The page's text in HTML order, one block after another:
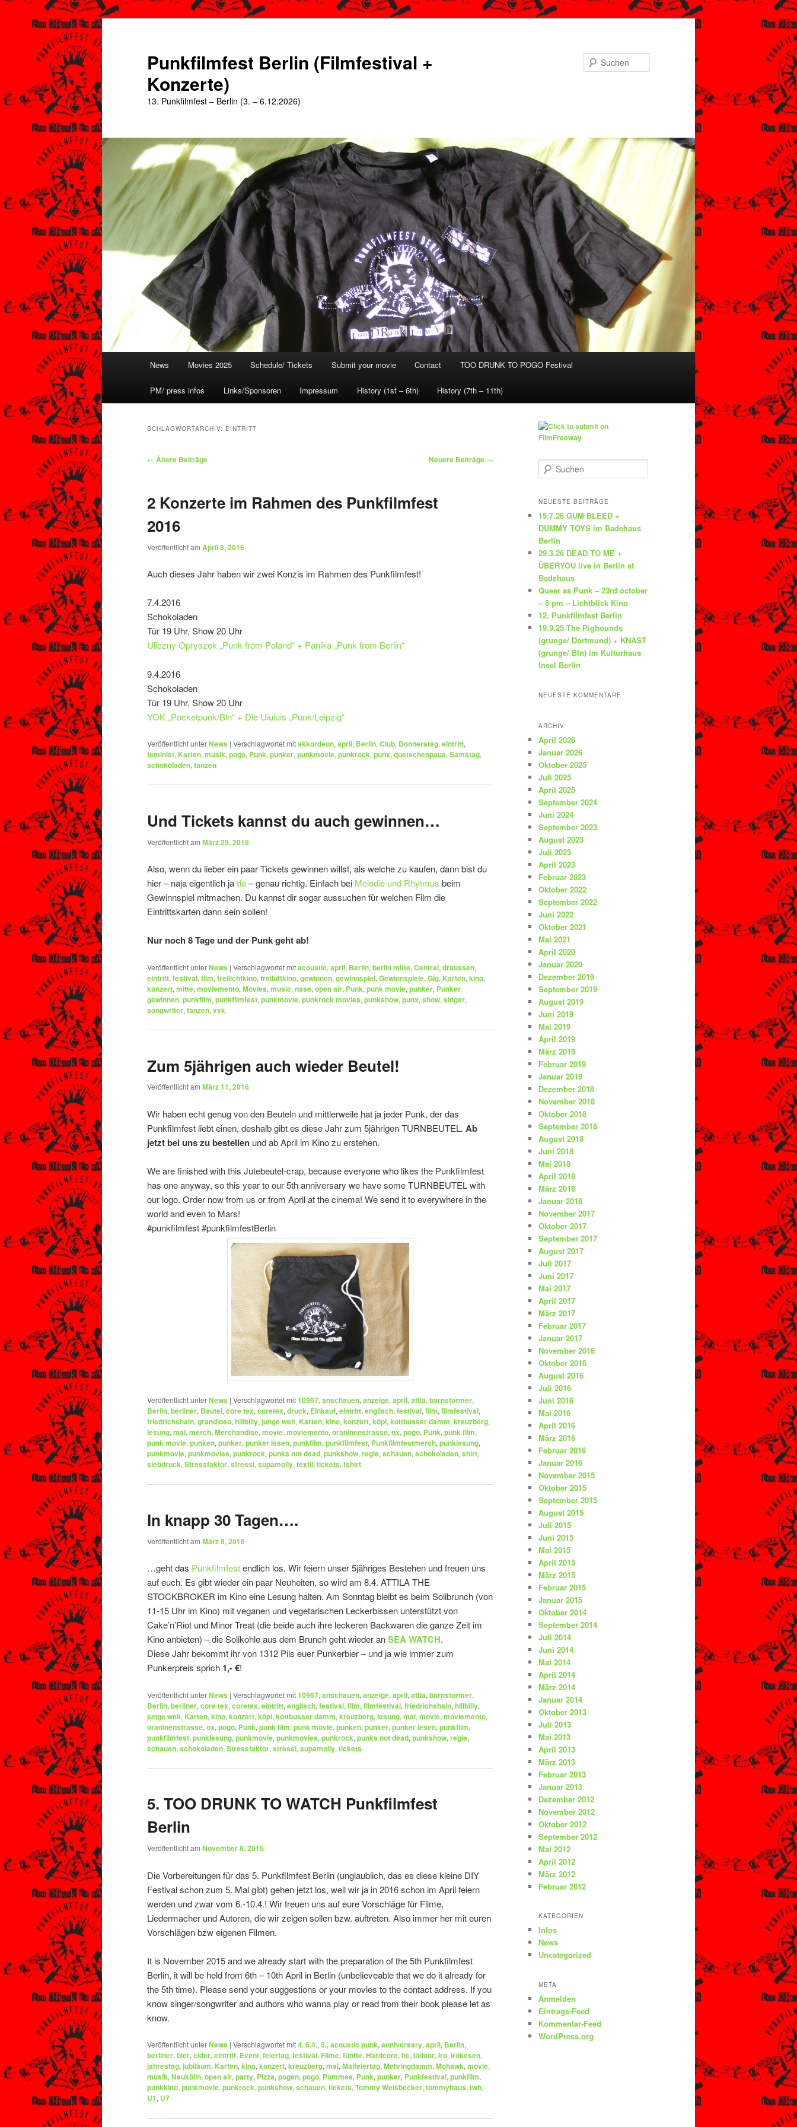
Punkfilmfest Berlin (Filmfestival +
Konzerte)
13. Punkfilmfest – Berlin (3. – 6.12.2026)
News Movies 2025 Schedule/ Tickets Submit your movie Contact TOO DRUNK TO POGO Festival
PM/ press infos Links/Sponsoren Impressum History (1st – 6th) History (7th – 11th)
SCHLAGWORTARCHIV: EINTRITT
Beitragsnavigation
← Ältere Beiträge Neuere Beiträge →
2 Konzerte im Rahmen des Punkfilmfest
2016
Veröffentlicht am April 3, 2016
Auch dieses Jahr haben wir zwei Konzis im Rahmen des Punkfilmfest!
7.4.2016
Schokoladen
Tür 19 Uhr, Show 20 Uhr
Uliczny Opryszek „Punk from Poland“ + Panika „Punk from Berlin“
9.4.2016
Schokoladen
Tür 19 Uhr, Show 20 Uhr
YOK „Pocketpunk/Bln“ + Die Uiuiuis „Punk/Leipzig“
Veröffentlicht unterNews | Verschlagwortet mitakkordeon, april, Berlin, Club, Donnerstag, eintritt,
feminist, Karten, musik, pogo, Punk, punker, punkmovie, punkrock, punx, quetschenpaua, Samstag,
schokoladen, tanzen
Und Tickets kannst du auch gewinnen…
Veröffentlicht am März 29, 2016
Also, wenn du lieber ein paar Tickets gewinnen willst, als welche zu kaufen, dann bist du
hier – naja eigentlich jada– genau richtig. Einfach bei Melodie und Rhytmus beim
Gewinnspiel mitmachen. Du kannst dir sogar aussuchen für welchen Film die
Eintrittskarten dann sein sollen!
Nur noch 8 Tage und der Punk geht ab!
Veröffentlicht unterNews | Verschlagwortet mitacoustic, april, Berlin, berlin mitte, Central, draussen,
eintritt, festival, film, freilichtkino, freiluftkino, gewinnen, gewinnspiel, Gewinnspiele, Gig, Karten, kino,
konzert, mitte, moviemento, Movies, music, nase, open air, Punk, punk movie, punker, Punker
gewinnen, punkfilm, punkfilmfest, punkmovie, punkrock movies, punkshow, punx, show, singer,
songwriter, tanzen, vvk
Zum 5jährigen auch wieder Beutel!
Veröffentlicht am März 11, 2016
Wir haben echt genug von den Beuteln und mittlerweile hat ja jeder Punk, der das
Punkfilmfest liebt einen, deshalb gibt es diese Jahr zum 5jährigen TURNBEUTEL. Ab
jetzt bei uns zu bestellen und ab April im Kino zu erstehen.
We are finished with this Jutebeutel-crap, because everyone who likes the Punkfilmfest
has one anyway, so this year to our 5th anniversary we have some TURNBEUTEL with
our logo. Order now from us or from April at the cinema! We send it to everywhere in the
world and even to Mars!
‪#‎punkfilmfest‬ ‪#‎punkfilmfestBerlin‬
Veröffentlicht unterNews | Verschlagwortet mit10967,anschauen,anzeige,april,attia,barnstormer,
Berlin,berliner, Beutel,core tex,coretex,druck, Einkauf,eintritt,englisch,festival,film,filmfestival,
friedrichshain,grandioso,hillbilly,junge welt, Karten,kino,konzert,köpi,kottbusser damm,kreuzberg,
lesung,mai,merch,Merchandise,movie,moviemento,oraninenstrasse,ox,pogo, Punk,punk film,
punk movie,punken,punker,punker lesen,punkfilm,punkfilmfest, Punkfilmfestmerch,punklesung,
punkmovie,punkmovies,punkrock,punks not dead,punkshow,regie,schauen,schokoladen,shirt,
siebdruck,Stressfaktor,stressi,supamolly,textil,tickets,tshirt
In knapp 30 Tagen….
Veröffentlicht am März 8, 2016
…geht das Punkfilmfestendlich los. Wir feiern unser 5jähriges Bestehen und freuen uns
auf euch. Es gibt wieder ein paar Neuheiten, so wird am 8.4. ATTILA THE
STOCKBROKER im Kino eine Lesung halten. Am Sonntag bleibt es beim Solibrunch (von
11-15 Uhr im Kino) mit veganen und vegetarischen Leckerbissen unterstützt von
Cake’n’Riot und Minor Treat (die beide auch ihre leckeren Backwaren die ganze Zeit im
Kino anbieten) – die Solikohle aus dem Brunch geht wieder anSEA WATCH.
Diese Jahr bekommt ihr von 1312 Pils euer Punkerbier – und ja wie immer zum
Punkerpreis sprich 1,- €!
Veröffentlicht unterNews | Verschlagwortet mit10967, anschauen, anzeige, april, attia, barnstormer,
Berlin, berliner, core tex, coretex, eintritt, englisch, festival, film, filmfestival, friedrichshain, hillbilly,
junge welt, Karten, kino, konzert, köpi, kottbusser damm, kreuzberg, lesung, mai, movie, moviemento,
oraninenstrasse, ox, pogo, Punk, punk film, punk movie, punken, punker, punker lesen, punkfilm,
punkfilmfest, punklesung, punkmovie, punkmovies, punkrock, punks not dead, punkshow, regie,
schauen, schokoladen, Stressfaktor, stressi, supamolly, tickets
5. TOO DRUNK TO WATCH Punkfilmfest
Berlin
Veröffentlicht am November 6, 2015
Die Vorbereitungen für das 5. Punkfilmfest Berlin (unglaublich, das es diese kleine DIY
Festival schon zum 5. Mal gibt) gehen jetzt los, weil wir ja in 2016 schon im April feiern
werden und zwar vom 6.-10.4.! Wir freuen uns auf eure Vorschläge für Filme,
Liedermacher und Autoren, die wir zeigen sollen bzw. auftreten. Also immer her mit euren
Vorschlägen bzw eigenen Filmen.
It is November 2015 and we already start with the preparation of the 5th Punkfilmfest
Berlin, it will be held from 6th – 10th April in Berlin (unbelieveable that we do it already for
the 5th time). Please send your suggestions or your movies to the contact address. If you
know singer/songwriter and authors who wanna play or read from their book please let as
know.
Veröffentlicht unterNews | Verschlagwortet mit4. 6.4., 5., acoustic punk, anniversary, april, Berlin,
berliner, bier, cider, eintritt, Event, feiertag, festival, Filme, fünfte, Hardcore, hc, Indoor, Iro, Irokesen,
jahrestag, jubiläum, Karten, kino, konzert, kreuzberg, mai, Maifeiertag, Mehringdamm, Mohawk, movie,
musik, Neukölln, open air, party, Pizza, pogen, pogo, Pommes, Punk, punker, Punkfestival, punkfilm,
punkkino, punkmovie, punkrock, punkshow, schauen, tickets, Tommy Weisbecker, tommyhaus, twh,
U1, U7
u
h
n
NEUESTE BEITRÄGE
15.7.26 GUM BLEED +
DUMMY TOYS im Badehaus
Berlin
29.3.26 DEAD TO ME +
ÜBERYOU live in Berlin at
Badehaus
Queer as Punk – 23rd october
– 8 pm – Lichtblick Kino
12. Punkfilmfest Berlin
19.9.25 The Pighounds
(grunge/ Dortmund) + KNAST
(grunge/ Bln) im Kulturhaus
Insel Berlin
NEUESTE KOMMENTARE
ARCHIV
April 2026
Januar 2026
Oktober 2025
Juli 2025
April 2025
September 2024
Juni 2024
September 2023
August 2023
Juli 2023
April 2023
Februar 2023
Oktober 2022
September 2022
Juni 2022
Oktober 2021
Mai 2021
April 2020
Januar 2020
Dezember 2019
September 2019
August 2019
Juni 2019
Mai 2019
April 2019
März 2019
Februar 2019
Januar 2019
Dezember 2018
November 2018
Oktober 2018
September 2018
August 2018
Juni 2018
Mai 2018
April 2018
März 2018
Januar 2018
November 2017
Oktober 2017
September 2017
August 2017
Juli 2017
Juni 2017
Mai 2017
April 2017
März 2017
Februar 2017
Januar 2017
November 2016
Oktober 2016
August 2016
Juli 2016
Juni 2016
Mai 2016
April 2016
März 2016
Februar 2016
Januar 2016
November 2015
Oktober 2015
September 2015
August 2015
Juli 2015
Juni 2015
Mai 2015
April 2015
März 2015
Februar 2015
Januar 2015
Oktober 2014
September 2014
Juli 2014
Juni 2014
Mai 2014
April 2014
März 2014
Januar 2014
Oktober 2013
Juli 2013
Mai 2013
April 2013
März 2013
Februar 2013
Januar 2013
Dezember 2012
November 2012
Oktober 2012
September 2012
Mai 2012
April 2012
März 2012
Februar 2012
KATEGORIEN
Infos
News
Uncategorized
META
Anmelden
Eintrags-Feed
Kommentar-Feed
WordPress.org